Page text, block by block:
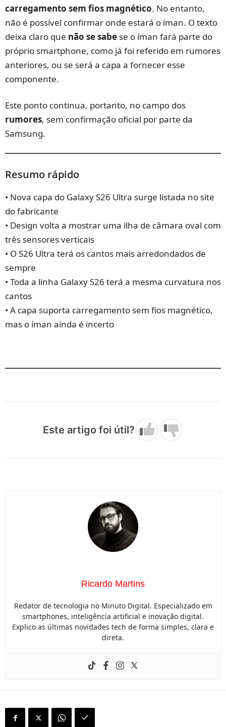
carregamento sem fios magnético. No entanto,
não é possível confirmar onde estará o íman. O texto
deixa claro que não se sabe se o íman fará parte do
próprio smartphone, como já foi referido em rumores
anteriores, ou se será a capa a fornecer esse
componente.
Este ponto continua, portanto, no campo dos
rumores, sem confirmação oficial por parte da
Samsung.
Resumo rápido
• Nova capa do Galaxy S26 Ultra surge listada no site
do fabricante
• Design volta a mostrar uma ilha de câmara oval com
três sensores verticais
• O S26 Ultra terá os cantos mais arredondados de
sempre
• Toda a linha Galaxy S26 terá a mesma curvatura nos
cantos
• A capa suporta carregamento sem fios magnético,
mas o íman ainda é incerto
Este artigo foi útil?
Ricardo Martins
Redator de tecnologia no Minuto Digital. Especializado em
smartphones, inteligência artificial e inovação digital.
Explico as últimas novidades tech de forma simples, clara e
direta.